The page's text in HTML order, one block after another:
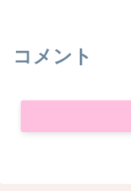
コメント